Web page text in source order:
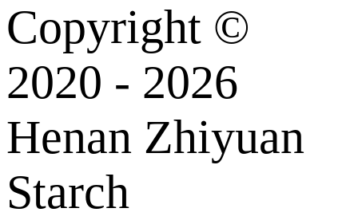
Copyright ©
2020 - 2026
Henan Zhiyuan
Starch